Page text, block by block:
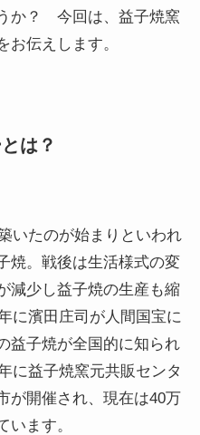
か？ 今回は、益子焼窯
お伝えします。
は？
いたのが始まりといわれ
焼。戦後は生活様式の変
減少し益子焼の生産も縮
に濱田庄司が人間国宝に
益子焼が全国的に知られ
に益子焼窯元共販センタ
が開催され、現在は40万
います。